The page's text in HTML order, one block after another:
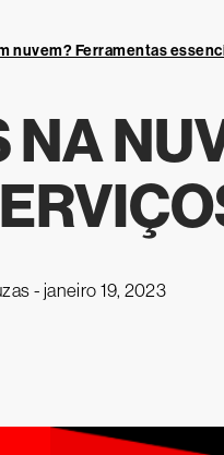
nuvem? Ferramentas
- janeiro 19, 2023